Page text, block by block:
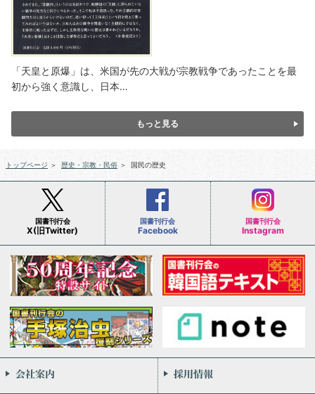
「天皇と原爆」は、米国が先の大戦が宗教戦争であったことを最
初から強く意識し、日本…
もっと見る
トップページ ＞ 歴史・宗教・民俗 ＞ 国民の歴史
国書刊行会
X(旧Twitter)
国書刊行会
Facebook
国書刊行会
Instagram
会社案内